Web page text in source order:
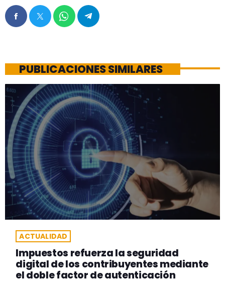
PUBLICACIONES SIMILARES
ACTUALIDAD
Impuestos refuerza la seguridad
digital de los contribuyentes mediante
el doble factor de autenticación